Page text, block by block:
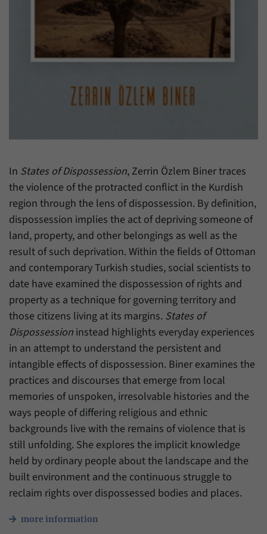
In States of Dispossession, Zerrin Özlem Biner traces
the violence of the protracted conflict in the Kurdish
region through the lens of dispossession. By definition,
dispossession implies the act of depriving someone of
land, property, and other belongings as well as the
result of such deprivation. Within the fields of Ottoman
and contemporary Turkish studies, social scientists to
date have examined the dispossession of rights and
property as a technique for governing territory and
those citizens living at its margins. States of
Dispossession instead highlights everyday experiences
in an attempt to understand the persistent and
intangible effects of dispossession. Biner examines the
practices and discourses that emerge from local
memories of unspoken, irresolvable histories and the
ways people of differing religious and ethnic
backgrounds live with the remains of violence that is
still unfolding. She explores the implicit knowledge
held by ordinary people about the landscape and the
built environment and the continuous struggle to
reclaim rights over dispossessed bodies and places.
more information
generierte ID, für die historische Speicherung
Ihrer vorgenommen Einstellungen, falls der
Webseiten-Betreiber dies eingestellt hat.
Anbieter Matomo
Mit diesem Cookie können wir speichern, von
Internetseite weitergeleitet wurden.
Name _pk_ses
Anbieter Matomo
Laufzeit 30 Minuten
Zweck
Mit diesem Cookie können wir für kurze Zeit
Daten über den aktuellen Aufenthalt von
Besuchern auf unserer Internetseite
speichern.